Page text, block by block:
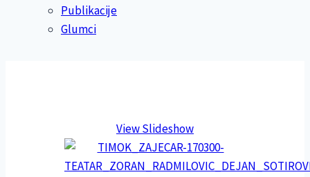
Publikacije
Glumci
View Slideshow